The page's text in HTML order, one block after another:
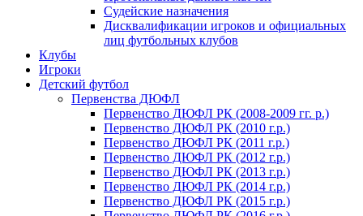
Судейские назначения
Дисквалификации игроков и официальных
лиц футбольных клубов
Клубы
Игроки
Детский футбол
Первенства ДЮФЛ
Первенство ДЮФЛ РК (2008-2009 гг. р.)
Первенство ДЮФЛ РК (2010 г.р.)
Первенство ДЮФЛ РК (2011 г.р.)
Первенство ДЮФЛ РК (2012 г.р.)
Первенство ДЮФЛ РК (2013 г.р.)
Первенство ДЮФЛ РК (2014 г.р.)
Первенство ДЮФЛ РК (2015 г.р.)